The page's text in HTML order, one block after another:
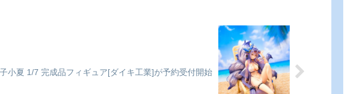
小夏 1/7 完成品フィギュア[ダイキ工業]が予約受付開始